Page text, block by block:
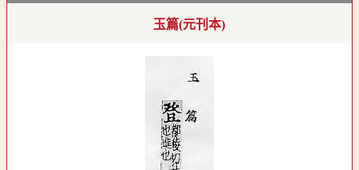
玉篇(元刊本)